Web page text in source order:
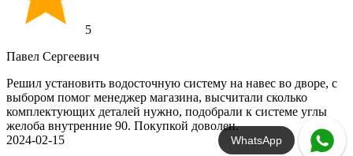
5
Павел Сергеевич
Решил установить водосточную систему на навес во дворе, с
выбором помог менеджер магазина, высчитали сколько
комплектующих деталей нужно, подобрали к системе углы
желоба внутренние 90. Покупкой доволен.
2024-02-15
WhatsApp